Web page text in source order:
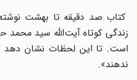
کتاب صد دقیقه تا بهشت نوشته
زندگی کوتاه آیت‌الله سید محمد
است. تا این لحظات نشان دهد
ندهند».